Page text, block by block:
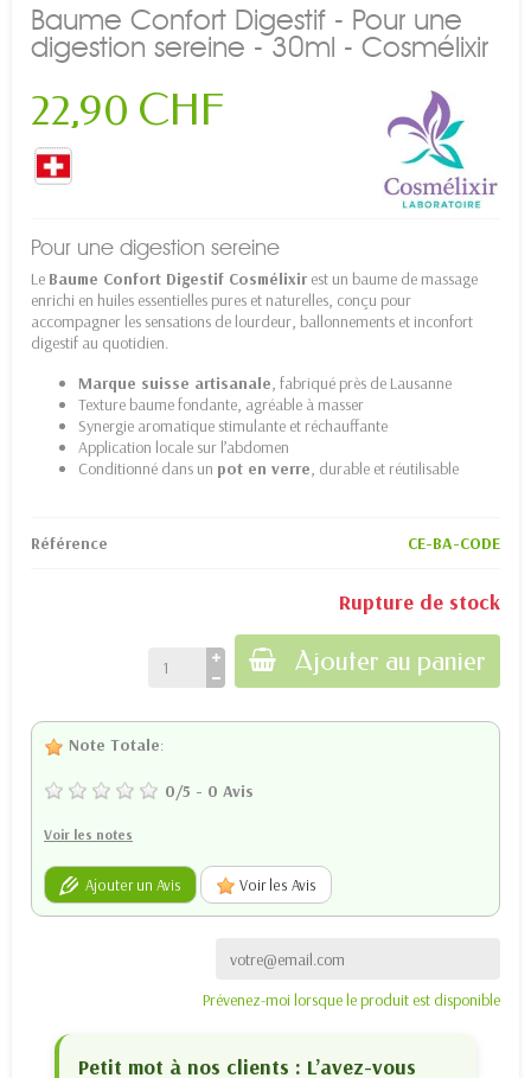
Baume Confort Digestif - Pour une
digestion sereine - 30ml - Cosmélixir
22,90 CHF
Pour une digestion sereine
Le Baume Confort Digestif Cosmélixir est un baume de massage
enrichi en huiles essentielles pures et naturelles, conçu pour
accompagner les sensations de lourdeur, ballonnements et inconfort
digestif au quotidien.
Marque suisse artisanale, fabriqué près de Lausanne
Texture baume fondante, agréable à masser
Synergie aromatique stimulante et réchauffante
Application locale sur l’abdomen
Conditionné dans un pot en verre, durable et réutilisable
Référence CE-BA-CODE
Rupture de stock
Ajouter au panier
Note Totale:
0/5 - 0 Avis
Voir les notes
Ajouter un Avis Voir les Avis
Prévenez-moi lorsque le produit est disponible
Petit mot à nos clients : L’avez-vous